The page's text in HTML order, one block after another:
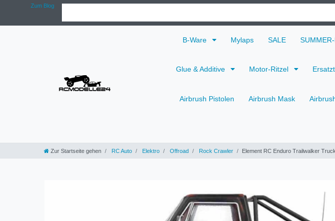
Zum Blog
B-Ware Mylaps SALE
Glue & Additive Motor-Ritzel
Airbrush Pistolen Airbrush Mask
Zur Startseite gehen RC Auto Elektro Offroad Rock Crawler Element RC Enduro Trailwalker